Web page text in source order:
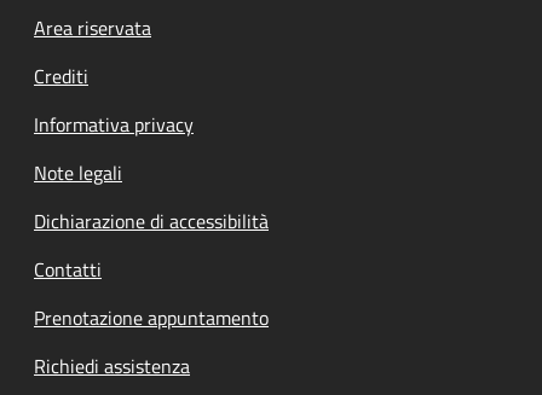
Footer menu
Area riservata
Crediti
Informativa privacy
Note legali
Dichiarazione di accessibilità
Contatti
Prenotazione appuntamento
Richiedi assistenza